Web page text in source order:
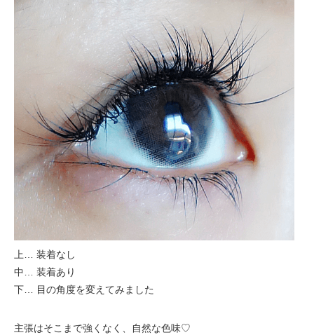
上… 装着なし
中… 装着あり
下… 目の角度を変えてみました
主張はそこまで強くなく、自然な色味♡